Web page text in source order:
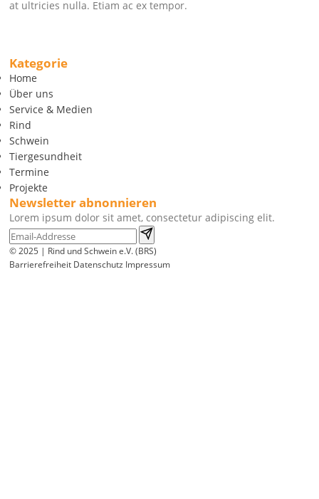
at ultricies nulla. Etiam ac ex tempor.
Kategorie
Home
Über uns
Service & Medien
Rind
Schwein
Tiergesundheit
Termine
Projekte
Newsletter abnonnieren
Lorem ipsum dolor sit amet, consectetur adipiscing elit.
© 2025 | Rind und Schwein e.V. (BRS)
Barrierefreiheit Datenschutz Impressum